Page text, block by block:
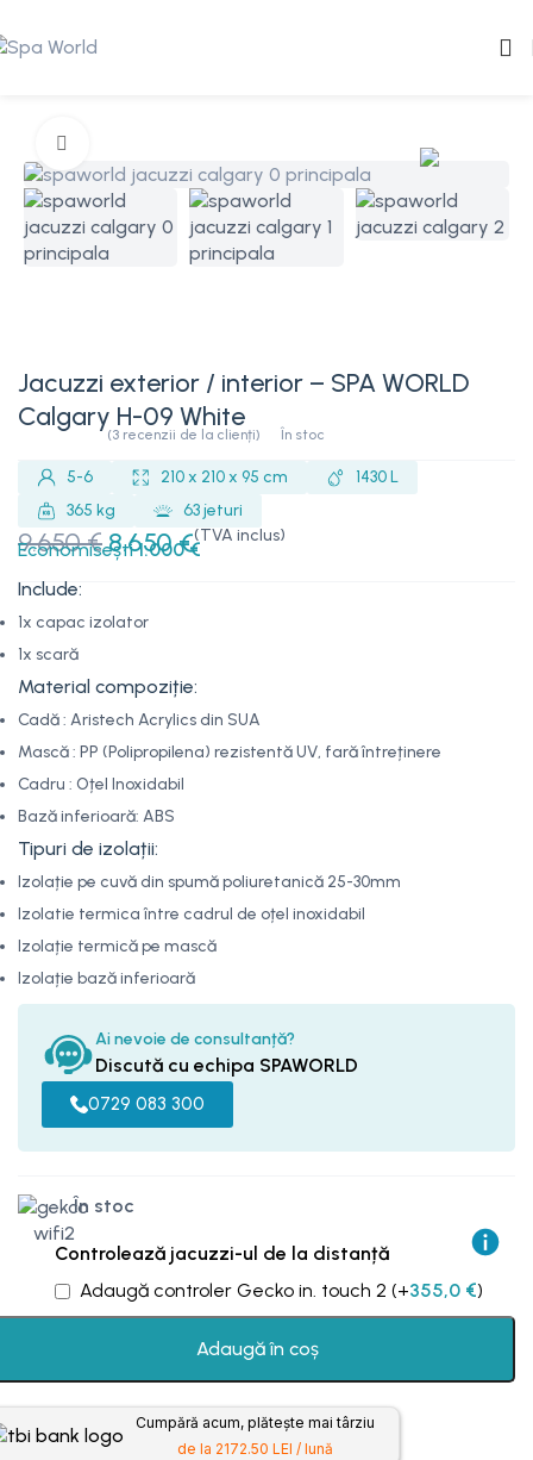
Jacuzzi exterior / interior – SPA WORLD
Calgary H-09 White
(3 recenzii de la clienți) În stoc
5-6 210 x 210 x 95 cm
1430 L
365 kg
63 jeturi
9.650€8.650€(TVA inclus)
Economisești1.000€
Include:
1x capac izolator
1x scară
Material compoziție:
Cadă : Aristech Acrylics din SUA
Mască : PP (Polipropilena) rezistentă UV, fară întreținere
Cadru : Oțel Inoxidabil
Bază inferioară: ABS
Tipuri de izolații:
Izolație pe cuvă din spumă poliuretanică 25-30mm
Izolatie termica între cadrul de oțel inoxidabil
Izolație termică pe mască
Izolație bază inferioară
Ai nevoie de consultanță?
Discută cu echipa SPAWORLD
0729 083 300
În stoc
Controlează jacuzzi-ul de la distanță
Adaugă controler Gecko in. touch 2(+355,0 €)
Adaugă în coș
Cumpără acum, plătește mai târziu
de la 2172.50 LEI / lună